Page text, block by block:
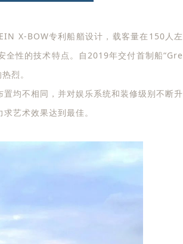
X-BOW专利船艏设计，载客量在150人左
全性的技术特点。自2019年交付首制船“Gre
烈。
均不相同，并对娱乐系统和装修级别不断升
艺术效果达到最佳。